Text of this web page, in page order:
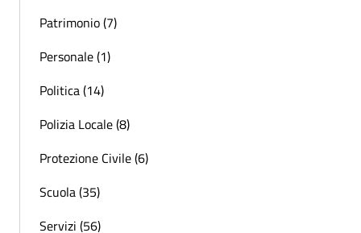
Patrimonio (7)
Personale (1)
Politica (14)
Polizia Locale (8)
Protezione Civile (6)
Scuola (35)
Servizi (56)